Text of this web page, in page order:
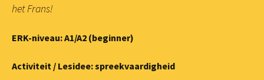
het Frans!
ERK-niveau: A1/A2 (beginner)
Activiteit / Lesidee: spreekvaardigheid